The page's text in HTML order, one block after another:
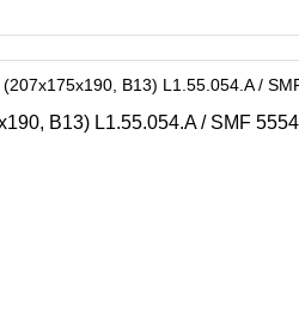
B13) L1.55.054.A / SMF